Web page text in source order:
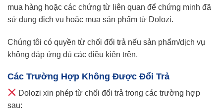
mua hàng hoặc các chứng từ liên quan để chứng minh đã
sử dụng dịch vụ hoặc mua sản phẩm từ Dolozi.
Chúng tôi có quyền từ chối đổi trả nếu sản phẩm/dịch vụ
không đáp ứng đủ các điều kiện trên.
Các Trường Hợp Không Được Đổi Trả
Dolozi xin phép từ chối đổi trả trong các trường hợp
sau: